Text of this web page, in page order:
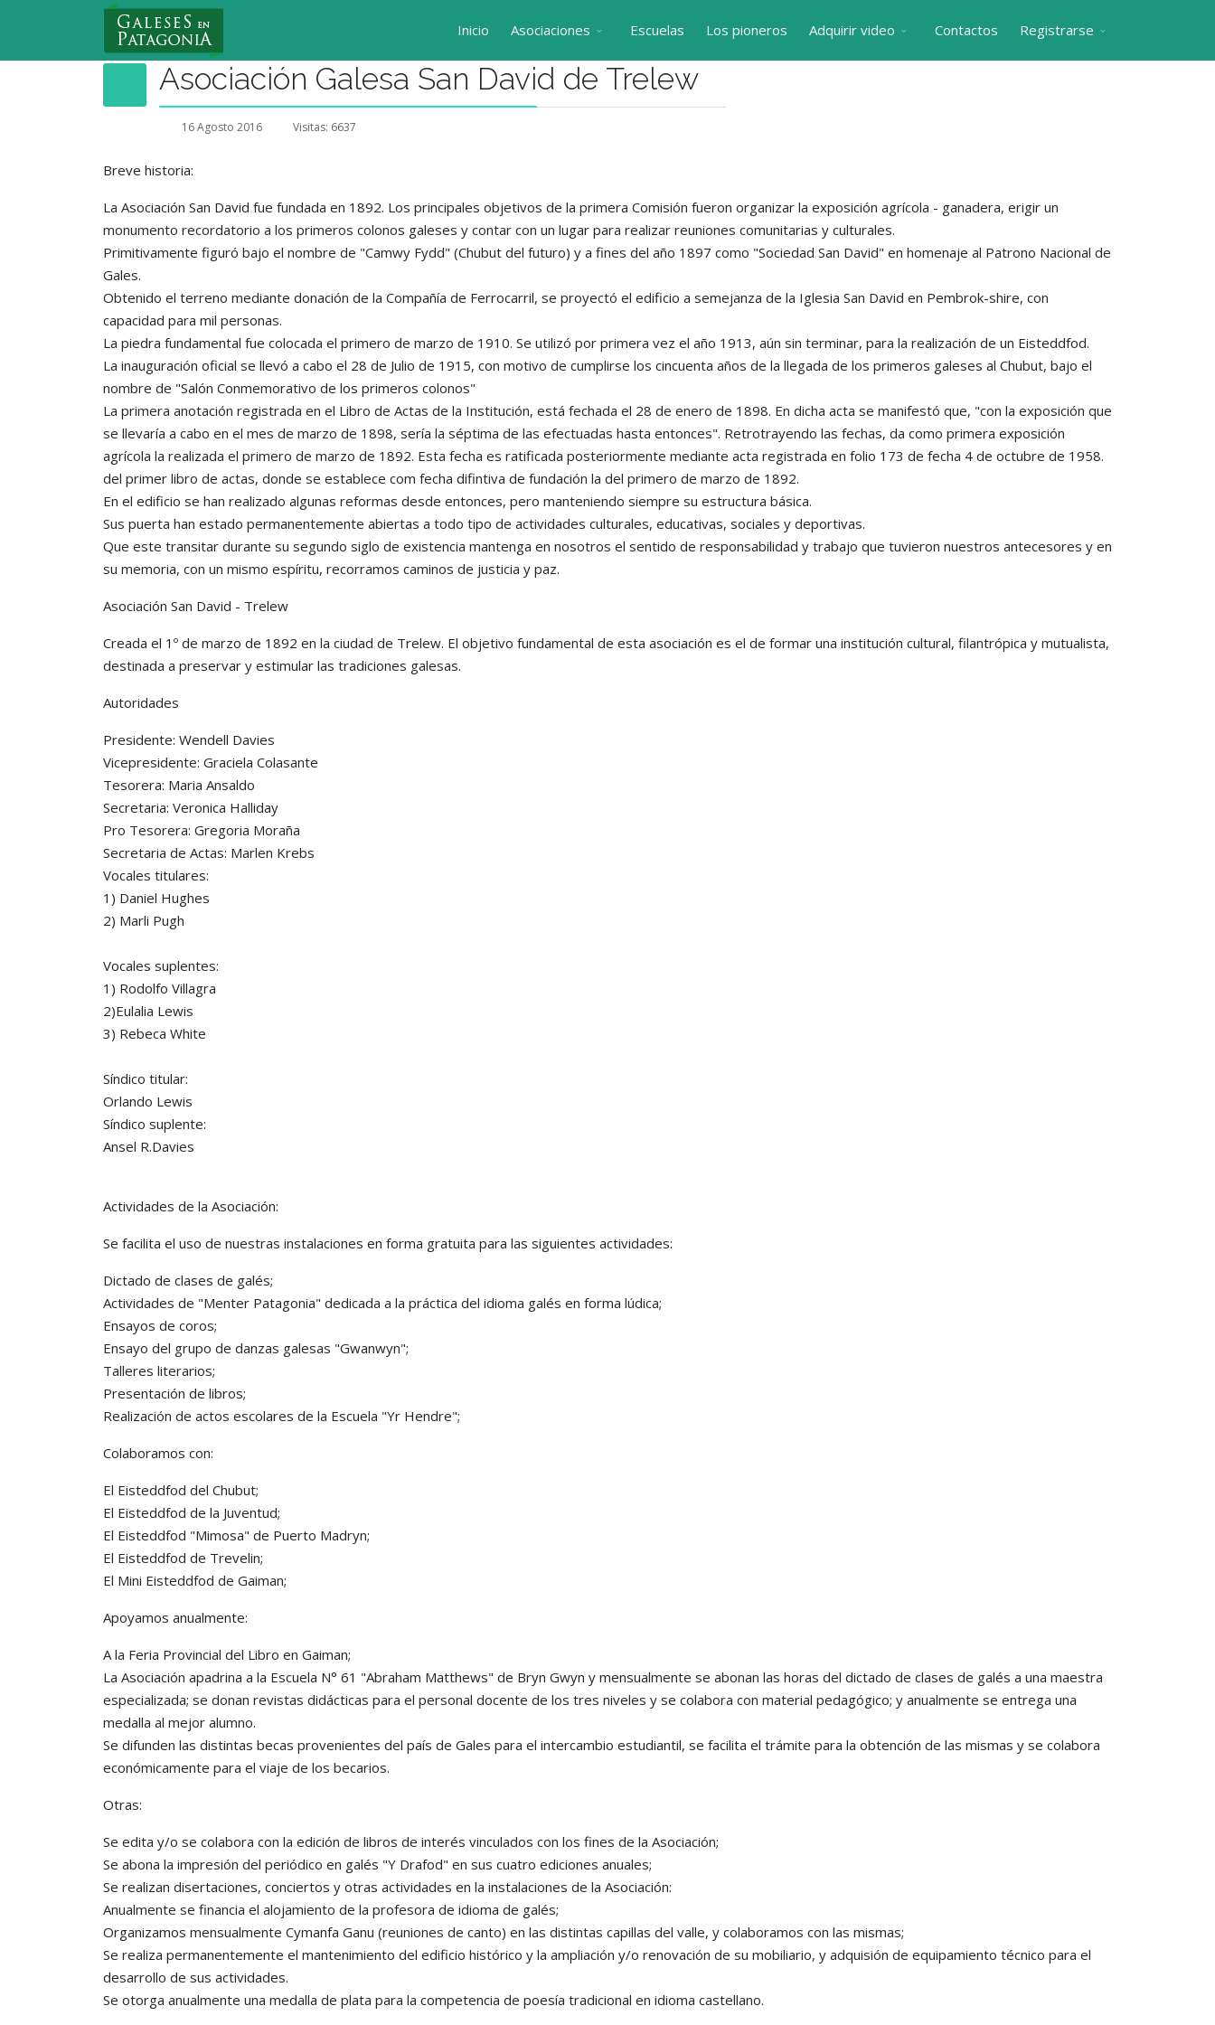
Inicio Asociaciones Escuelas Los pioneros Adquirir video Contactos Registrarse
Nuevo Usuario
Asociación Galesa San David de Trelew
16 Agosto 2016 Visitas: 6637
Breve historia:
La Asociación San David fue fundada en 1892. Los principales objetivos de la primera Comisión fueron organizar la exposición agrícola - ganadera, erigir un
monumento recordatorio a los primeros colonos galeses y contar con un lugar para realizar reuniones comunitarias y culturales.
Primitivamente figuró bajo el nombre de "Camwy Fydd" (Chubut del futuro) y a fines del año 1897 como "Sociedad San David" en homenaje al Patrono Nacional de
Gales.
Obtenido el terreno mediante donación de la Compañía de Ferrocarril, se proyectó el edificio a semejanza de la Iglesia San David en Pembrok-shire, con
capacidad para mil personas.
La piedra fundamental fue colocada el primero de marzo de 1910. Se utilizó por primera vez el año 1913, aún sin terminar, para la realización de un Eisteddfod.
La inauguración oficial se llevó a cabo el 28 de Julio de 1915, con motivo de cumplirse los cincuenta años de la llegada de los primeros galeses al Chubut, bajo el
nombre de "Salón Conmemorativo de los primeros colonos"
La primera anotación registrada en el Libro de Actas de la Institución, está fechada el 28 de enero de 1898. En dicha acta se manifestó que, "con la exposición que
se llevaría a cabo en el mes de marzo de 1898, sería la séptima de las efectuadas hasta entonces". Retrotrayendo las fechas, da como primera exposición
agrícola la realizada el primero de marzo de 1892. Esta fecha es ratificada posteriormente mediante acta registrada en folio 173 de fecha 4 de octubre de 1958.
del primer libro de actas, donde se establece com fecha difintiva de fundación la del primero de marzo de 1892.
En el edificio se han realizado algunas reformas desde entonces, pero manteniendo siempre su estructura básica.
Sus puerta han estado permanentemente abiertas a todo tipo de actividades culturales, educativas, sociales y deportivas.
Que este transitar durante su segundo siglo de existencia mantenga en nosotros el sentido de responsabilidad y trabajo que tuvieron nuestros antecesores y en
su memoria, con un mismo espíritu, recorramos caminos de justicia y paz.
Asociación San David - Trelew
Creada el 1º de marzo de 1892 en la ciudad de Trelew. El objetivo fundamental de esta asociación es el de formar una institución cultural, filantrópica y mutualista,
destinada a preservar y estimular las tradiciones galesas.
Autoridades
Presidente: Wendell Davies
Vicepresidente: Graciela Colasante
Tesorera: Maria Ansaldo
Secretaria: Veronica Halliday
Pro Tesorera: Gregoria Moraña
Secretaria de Actas: Marlen Krebs
Vocales titulares:
1) Daniel Hughes
2) Marli Pugh
Vocales suplentes:
1) Rodolfo Villagra
2)Eulalia Lewis
3) Rebeca White
Síndico titular:
Orlando Lewis
Síndico suplente:
Ansel R.Davies
Actividades de la Asociación:
Se facilita el uso de nuestras instalaciones en forma gratuita para las siguientes actividades:
Dictado de clases de galés;
Actividades de "Menter Patagonia" dedicada a la práctica del idioma galés en forma lúdica;
Ensayos de coros;
Ensayo del grupo de danzas galesas "Gwanwyn";
Talleres literarios;
Presentación de libros;
Realización de actos escolares de la Escuela "Yr Hendre";
Colaboramos con:
El Eisteddfod del Chubut;
El Eisteddfod de la Juventud;
El Eisteddfod "Mimosa" de Puerto Madryn;
El Eisteddfod de Trevelin;
El Mini Eisteddfod de Gaiman;
Apoyamos anualmente:
A la Feria Provincial del Libro en Gaiman;
La Asociación apadrina a la Escuela N° 61 "Abraham Matthews" de Bryn Gwyn y mensualmente se abonan las horas del dictado de clases de galés a una maestra
especializada; se donan revistas didácticas para el personal docente de los tres niveles y se colabora con material pedagógico; y anualmente se entrega una
medalla al mejor alumno.
Se difunden las distintas becas provenientes del país de Gales para el intercambio estudiantil, se facilita el trámite para la obtención de las mismas y se colabora
económicamente para el viaje de los becarios.
Otras:
Se edita y/o se colabora con la edición de libros de interés vinculados con los fines de la Asociación;
Se abona la impresión del periódico en galés "Y Drafod" en sus cuatro ediciones anuales;
Se realizan disertaciones, conciertos y otras actividades en la instalaciones de la Asociación:
Anualmente se financia el alojamiento de la profesora de idioma de galés;
Organizamos mensualmente Cymanfa Ganu (reuniones de canto) en las distintas capillas del valle, y colaboramos con las mismas;
Se realiza permanentemente el mantenimiento del edificio histórico y la ampliación y/o renovación de su mobiliario, y adquisión de equipamiento técnico para el
desarrollo de sus actividades.
Se otorga anualmente una medalla de plata para la competencia de poesía tradicional en idioma castellano.